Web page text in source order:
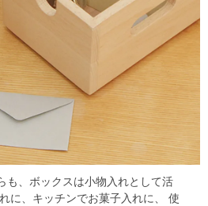
も、ボックスは小物入れとして活
に、キッチンでお菓子入れに、
使